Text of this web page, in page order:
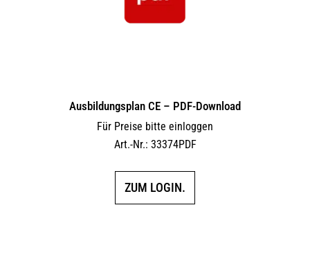
Ausbildungsplan CE – PDF-Download
Für Preise bitte einloggen
Art.-Nr.: 33374PDF
ZUM LOGIN.